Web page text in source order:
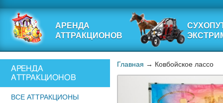
АРЕНДА
АТТРАКЦИОНОВ
АРЕНДА
АТТРАКЦИОНОВ
ВСЕ АТТРАКЦИОНЫ
Главная → Ковбойское лассо